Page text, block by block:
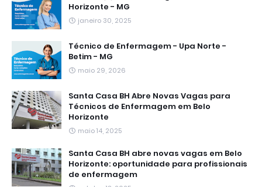
Horizonte - MG
janeiro 30, 2025
Técnico de Enfermagem - Upa Norte -
Betim - MG
maio 29, 2026
Santa Casa BH Abre Novas Vagas para
Técnicos de Enfermagem em Belo
Horizonte
maio 14, 2025
Santa Casa BH abre novas vagas em Belo
Horizonte: oportunidade para profissionais
de enfermagem